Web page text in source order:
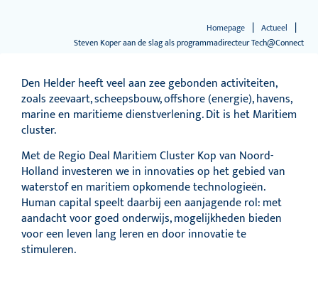
Homepage | Actueel |
Steven Koper aan de slag als programmadirecteur Tech@Connect
Den Helder heeft veel aan zee gebonden activiteiten,
zoals zeevaart, scheepsbouw, offshore (energie), havens,
marine en maritieme dienstverlening. Dit is het Maritiem
cluster.
Met de Regio Deal Maritiem Cluster Kop van Noord-
Holland investeren we in innovaties op het gebied van
waterstof en maritiem opkomende technologieën.
Human capital speelt daarbij een aanjagende rol: met
aandacht voor goed onderwijs, mogelijkheden bieden
voor een leven lang leren en door innovatie te
stimuleren.